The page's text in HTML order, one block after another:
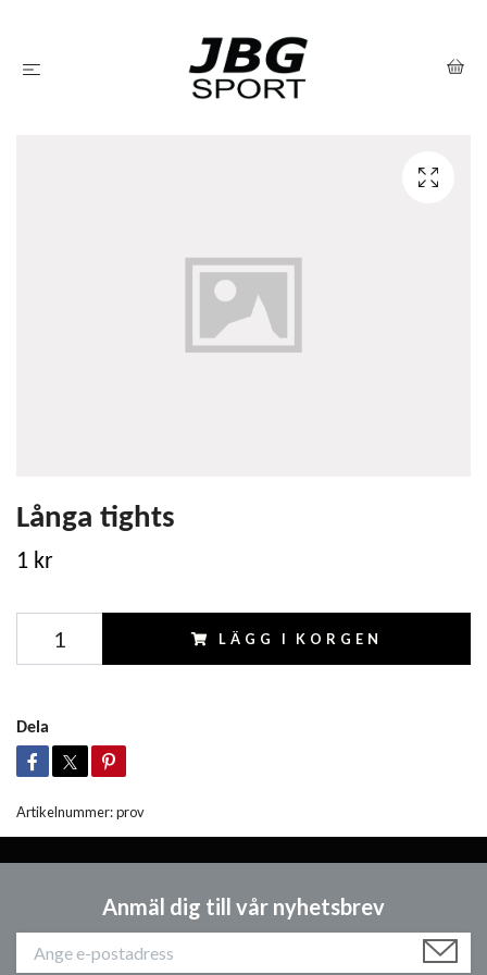
Långa tights
1 kr
LÄGG I KORGEN
Dela
Artikelnummer:prov
Anmäl dig till vår nyhetsbrev